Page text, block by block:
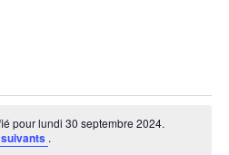
pour lundi 30 septembre 2024.
.